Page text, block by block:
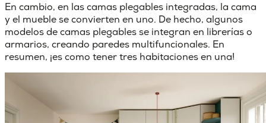
En cambio, en las camas plegables integradas, la cama
y el mueble se convierten en uno. De hecho, algunos
modelos de camas plegables se integran en librerías o
armarios, creando paredes multifuncionales. En
resumen, ¡es como tener tres habitaciones en una!